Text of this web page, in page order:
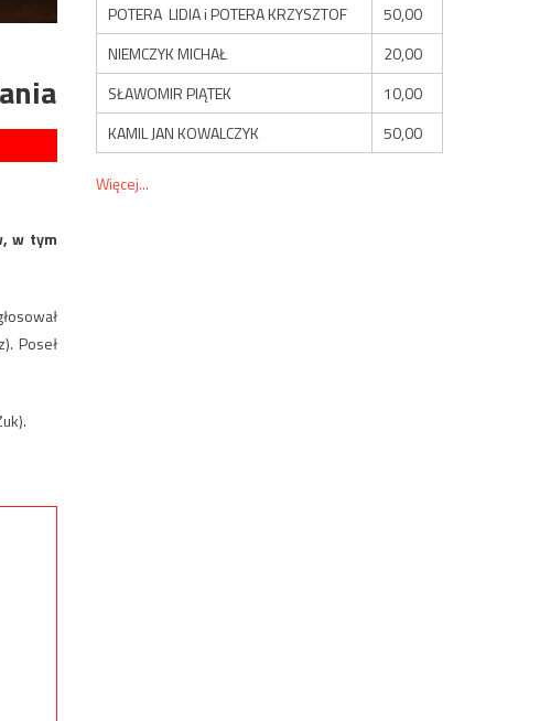
w tym
Poseł
POTERA LIDIA i POTERA KRZYSZTOF
50,00
NIEMCZYK MICHAŁ
20,00
SŁAWOMIR PIĄTEK
10,00
KAMIL JAN KOWALCZYK
50,00
Więcej...